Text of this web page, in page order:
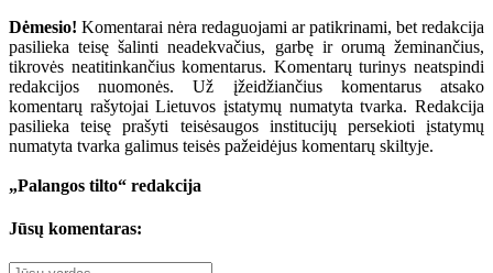
Dėmesio! Komentarai nėra redaguojami ar patikrinami, bet redakcija
pasilieka teisę šalinti neadekvačius, garbę ir orumą žeminančius,
tikrovės neatitinkančius komentarus. Komentarų turinys neatspindi
redakcijos nuomonės. Už įžeidžiančius komentarus atsako
komentarų rašytojai Lietuvos įstatymų numatyta tvarka. Redakcija
pasilieka teisę prašyti teisėsaugos institucijų persekioti įstatymų
numatyta tvarka galimus teisės pažeidėjus komentarų skiltyje.
„Palangos tilto“ redakcija
Jūsų komentaras: